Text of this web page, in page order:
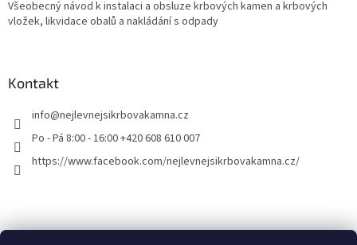
Všeobecný návod k instalaci a obsluze krbových kamen a krbových
vložek, likvidace obalů a nakládání s odpady
Kontakt
info@nejlevnejsikrbovakamna.cz
Po - Pá 8:00 - 16:00 +420 608 610 007
https://www.facebook.com/nejlevnejsikrbovakamna.cz/